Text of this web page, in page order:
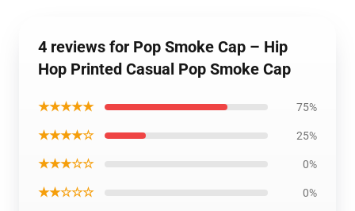
4 reviews for Pop Smoke Cap – Hip
Hop Printed Casual Pop Smoke Cap
★★★★★ 75%
★★★★☆ 25%
★★★☆☆ 0%
★★☆☆☆ 0%